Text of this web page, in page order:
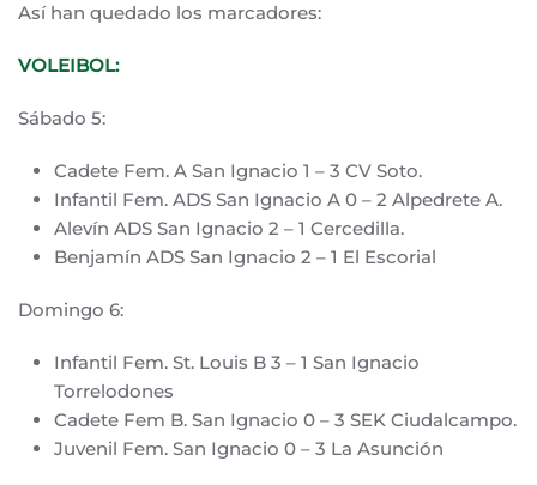
Así han quedado los marcadores:
VOLEIBOL:
Sábado 5:
Cadete Fem. A San Ignacio 1 – 3 CV Soto.
Infantil Fem. ADS San Ignacio A 0 – 2 Alpedrete A.
Alevín ADS San Ignacio 2 – 1 Cercedilla.
Benjamín ADS San Ignacio 2 – 1 El Escorial
Domingo 6:
Infantil Fem. St. Louis B 3 – 1 San Ignacio
Torrelodones
Cadete Fem B. San Ignacio 0 – 3 SEK Ciudalcampo.
Juvenil Fem. San Ignacio 0 – 3 La Asunción